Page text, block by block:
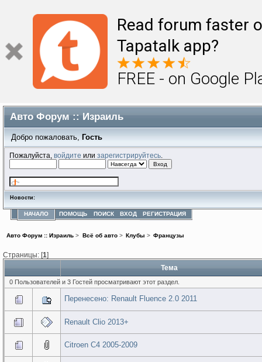
Read forum faster
Tapatalk app?
FREE - on Google
Авто Форум :: Израиль
Добро пожаловать, Гость
Пожалуйста,войдите илизарегистрируйтесь
Новости:
НАЧАЛО ПОМОЩЬ ПОИСК ВХОД РЕГИСТРАЦИЯ
Авто Форум :: Израиль > Всё об авто> Клубы > Французы
Страницы: [1]
Тема
0 Пользователей и 3 Гостей просматривают этот раздел.
Перенесено: Renault Fluence 2.0 2011
Renault Clio 2013+
Citroen C4 2005-2009